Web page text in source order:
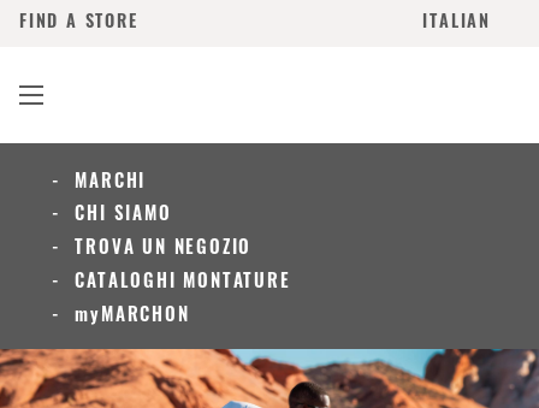
ITALIAN
FIND A STORE
MARCHI
CHI SIAMO
TROVA UN NEGOZIO
CATALOGHI MONTATURE
myMARCHON